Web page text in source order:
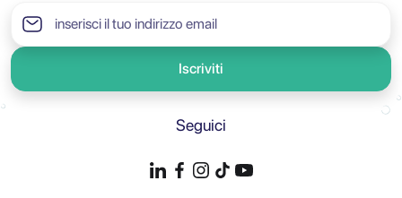
Iscriviti
Seguici